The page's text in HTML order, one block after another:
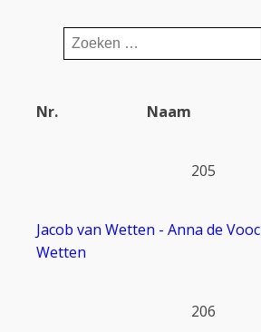
Zoeken
naar:
Nr. Naam
205
Jacob van Wetten - Anna de
Wetten
206